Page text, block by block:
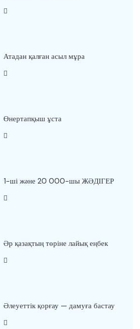
Атадан қалған асыл мұра
Өнертапқыш ұста
1-ші және 20 000-шы ЖӘДІГЕР
Әр қазақтың төріне лайық еңбек
Әлеуеттік қорғау — дамуға бастау